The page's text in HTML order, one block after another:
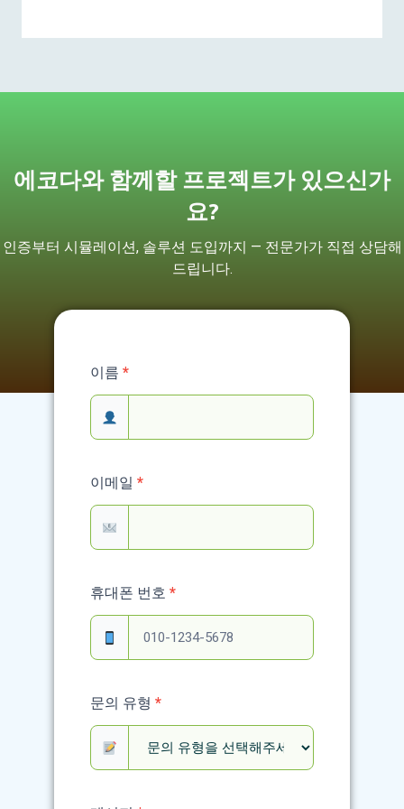
에코다와 함께할 프로젝트가 있으신가
요?
인증부터 시뮬레이션, 솔루션 도입까지 — 전문가가 직접 상담해
드립니다.
Service
Contact
Form
이름 *
이메일 *
휴대폰 번호 *
문의 유형 *